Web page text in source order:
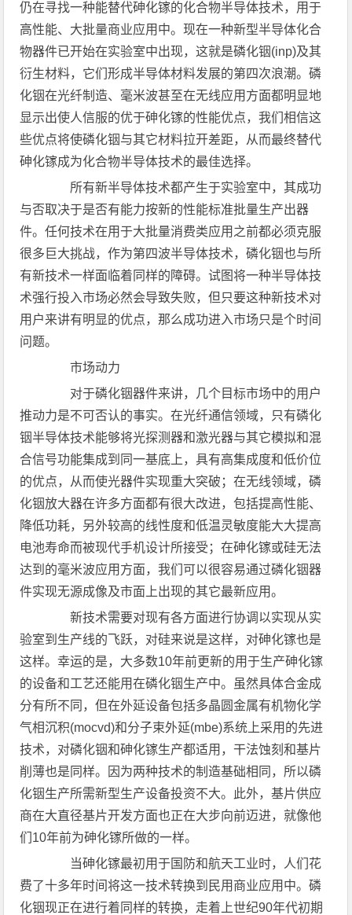
仍在寻找一种能替代砷化镓的化合物半导体技术，用于
高性能、大批量商业应用中。现在一种新型半导体化合
物器件已开始在实验室中出现，这就是磷化铟(inp)及其
衍生材料，它们形成半导体材料发展的第四次浪潮。磷
化铟在光纤制造、毫米波甚至在无线应用方面都明显地
显示出使人信服的优于砷化镓的性能优点，我们相信这
些优点将使磷化铟与其它材料拉开差距，从而最终替代
砷化镓成为化合物半导体技术的最佳选择。
所有新半导体技术都产生于实验室中，其成功
与否取决于是否有能力按新的性能标准批量生产出器
件。任何技术在用于大批量消费类应用之前都必须克服
很多巨大挑战，作为第四波半导体技术，磷化铟也与所
有新技术一样面临着同样的障碍。试图将一种半导体技
术强行投入市场必然会导致失败，但只要这种新技术对
用户来讲有明显的优点，那么成功进入市场只是个时间
问题。
市场动力
对于磷化铟器件来讲，几个目标市场中的用户
推动力是不可否认的事实。在光纤通信领域，只有磷化
铟半导体技术能够将光探测器和激光器与其它模拟和混
合信号功能集成到同一基底上，具有高集成度和低价位
的优点，从而使光器件实现重大突破；在无线领域，磷
化铟放大器在许多方面都有很大改进，包括提高性能、
降低功耗，另外较高的线性度和低温灵敏度能大大提高
电池寿命而被现代手机设计所接受；在砷化镓或硅无法
达到的毫米波应用方面，我们可以很容易通过磷化铟器
件实现无源成像及市面上出现的其它最新应用。
新技术需要对现有各方面进行协调以实现从实
验室到生产线的飞跃，对硅来说是这样，对砷化镓也是
这样。幸运的是，大多数10年前更新的用于生产砷化镓
的设备和工艺还能用在磷化铟生产中。虽然具体合金成
分有所不同，但在外延设备包括多晶圆金属有机物化学
气相沉积(mocvd)和分子束外延(mbe)系统上采用的先进
技术，对磷化铟和砷化镓生产都适用，干法蚀刻和基片
削薄也是同样。因为两种技术的制造基础相同，所以磷
化铟生产所需新型生产设备投资不大。此外，基片供应
商在大直径基片开发方面也正在大步向前迈进，就像他
们10年前为砷化镓所做的一样。
当砷化镓最初用于国防和航天工业时，人们花
费了十多年时间将这一技术转换到民用商业应用中。磷
化铟现正在进行着同样的转换，走着上世纪90年代初期